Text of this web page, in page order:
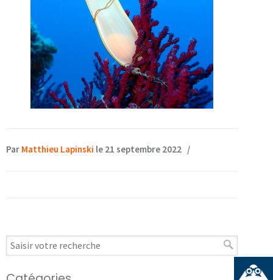
Par Matthieu Lapinski le 21 septembre 2022 /